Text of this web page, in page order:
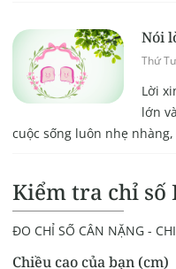
Nói
Thứ
Lời
lớn
cuộc sống luôn nhẹ nhàng,
Kiểm tra chỉ số
ĐO CHỈ SỐ CÂN NẶNG -
Chiều cao của bạn (cm)